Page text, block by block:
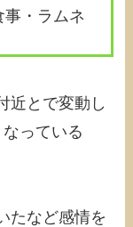
・ラムネ
近とで変動し
なっている
たなど感情を